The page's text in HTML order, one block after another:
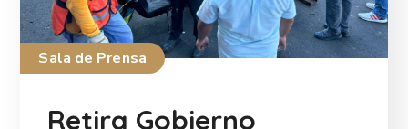
Sala de Prensa
Retira Gobierno